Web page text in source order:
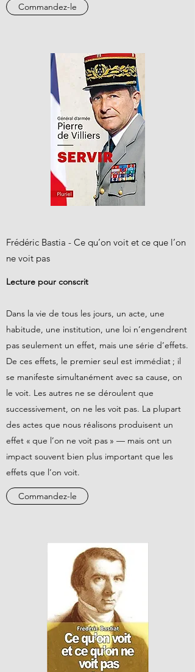
Commandez-le
Frédéric Bastia - Ce qu’on voit et ce que l’on
ne voit pas
Lecture pour conscrit
Dans la vie de tous les jours, un acte, une
habitude, une institution, une loi n’engendrent
pas seulement un effet, mais une série d’effets.
De ces effets, le premier seul est immédiat ; il
se manifeste simultanément avec sa cause, on
le voit. Les autres ne se déroulent que
successivement, on ne les voit pas. La plupart
des actes que nous réalisons produisent un
effet « que l’on ne voit pas » — mais ont un
impact souvent bien plus important que les
effets que l’on voit.
Commandez-le